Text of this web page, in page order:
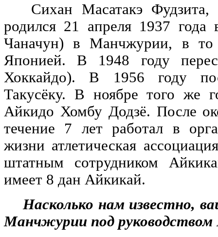
Сихан Масатакэ Фудзита,
родился 21 апреля 1937
Чаначун) в Манчжурии, в то
Японией. В 1948 году
Хоккайдо). В 1956 году
Такусёку. В ноябре того же
Айкидо Хомбу Додзё. После
течение 7 лет работал в
жизни атлетическая
штатным сотрудником
имеет 8 дан Айкикай.
Насколько нам известно,
Манчжурии под руководством